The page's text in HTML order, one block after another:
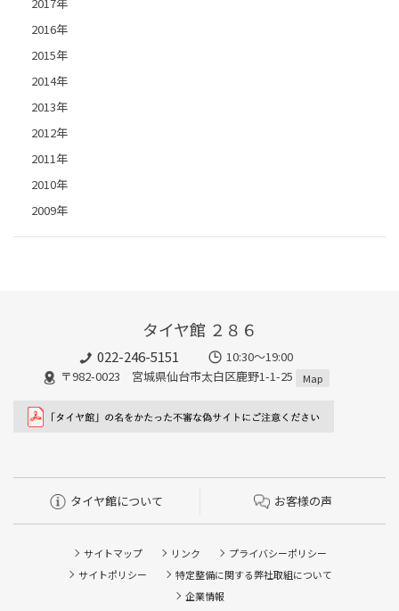
2016年
2015年
2014年
2013年
2012年
2011年
2010年
2009年
タイヤ館 ２８６
022-246-5151
10:30～19:00
〒982-0023 宮城県仙台市太白区鹿野1-1-25
Map
タイヤ館について お客様の声
サイトマップ リンク
プライバシーポリシー
サイトポリシー
特定整備に関する弊社取組について
企業情報